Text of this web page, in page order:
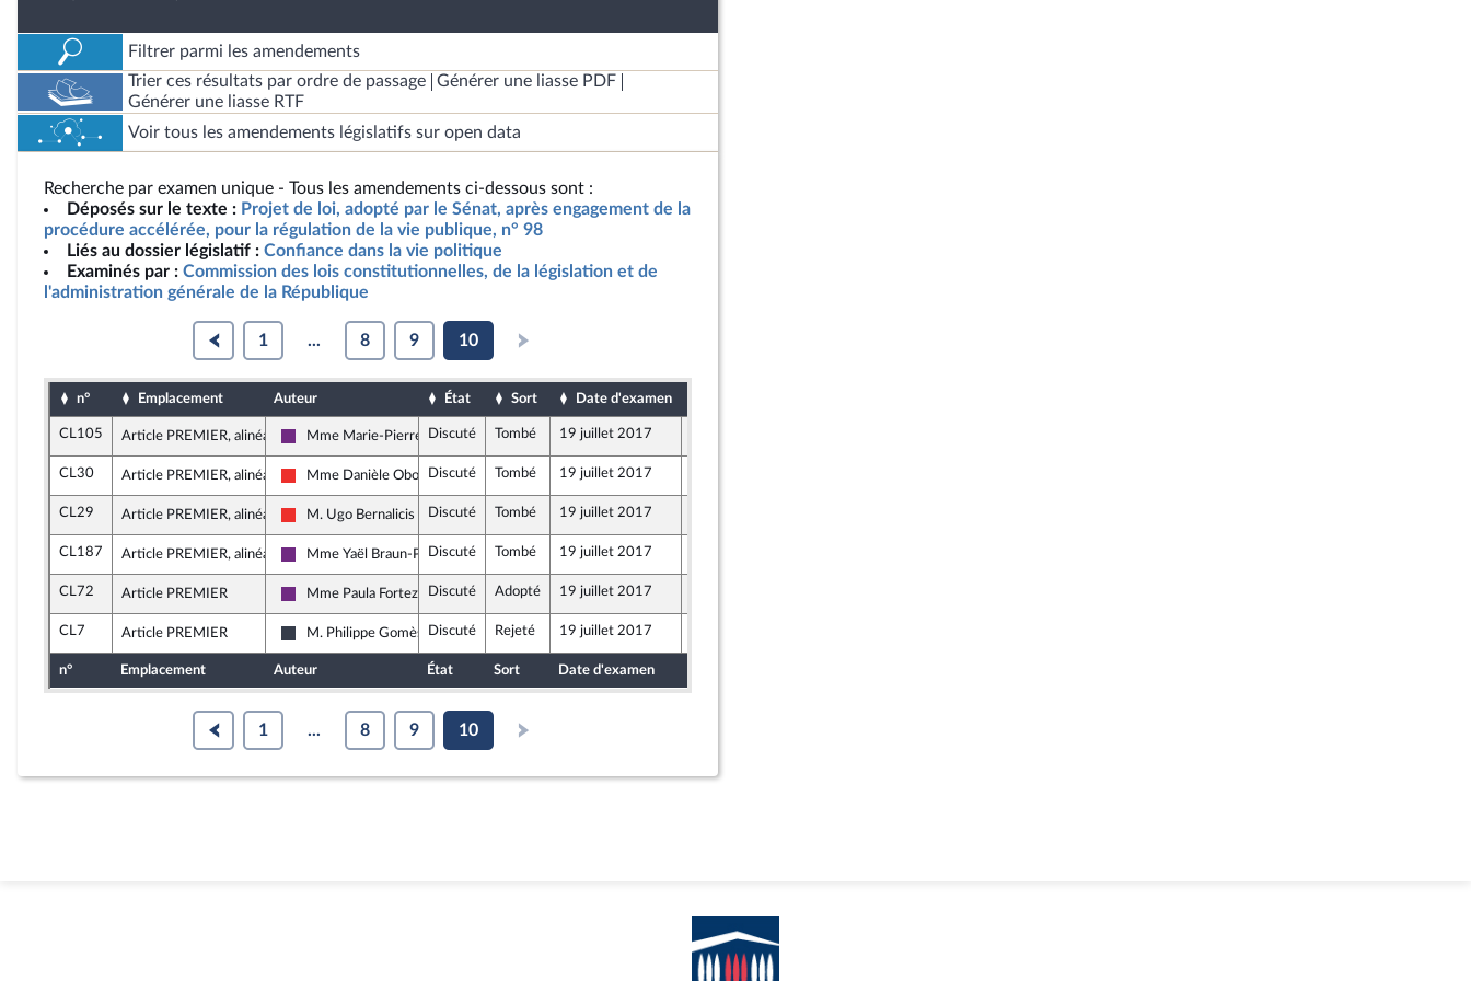
Filtrer parmi les amendements
Trier ces résultats par ordre de passage
Générer une liasse PDF
Générer une liasse RTF
Voir tous les amendements législatifs sur open data
Recherche par examen unique - Tous les amendements ci-dessous sont :
Déposés sur le texte : Projet de loi, adopté par le Sénat, après engagement de la
procédure accélérée, pour la régulation de la vie publique, n° 98
Liés au dossier législatif : Confiance dans la vie politique
Examinés par : Commission des lois constitutionnelles, de la législation et de
l'administration générale de la République
1 ... 8 9 10
n° Emplacement Auteur État Sort Date d'examen
CL105 Article PREMIER, alinéa 4
La République en Marche
Mme Marie-Pierre Rixain
Discuté Tombé 19 juillet 2017
CL30 Article PREMIER, alinéa 4
La France insoumise
Mme Danièle ObonoDiscuté Tombé 19 juillet 2017
CL29 Article PREMIER, alinéa 4
La France insoumise
M. Ugo Bernalicis Discuté Tombé 19 juillet 2017
CL187 Article PREMIER, alinéa 4
La République en Marche
Mme Yaël Braun-PivetDiscuté Tombé 19 juillet 2017
CL72 Article PREMIER
La République en Marche
Mme Paula Forteza Discuté Adopté 19 juillet 2017
CL7 Article PREMIER
Les Constructifs : républicains, UDI, indépendants
M. Philippe Gomès Discuté Rejeté 19 juillet 2017
n° Emplacement Auteur État Sort Date d'examen
1 ... 8 9 10